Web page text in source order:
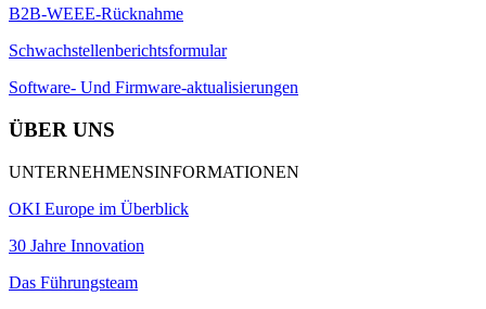
B2B-WEEE-Rücknahme
Schwachstellenberichtsformular
Software- Und Firmware-aktualisierungen
ÜBER UNS
UNTERNEHMENSINFORMATIONEN
OKI Europe im Überblick
30 Jahre Innovation
Das Führungsteam